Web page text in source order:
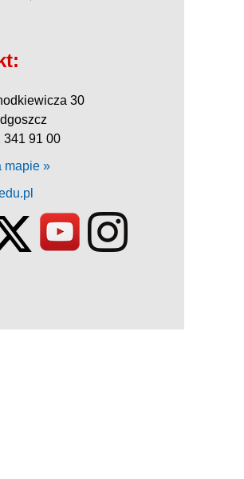
30
341 91 00
mapie »